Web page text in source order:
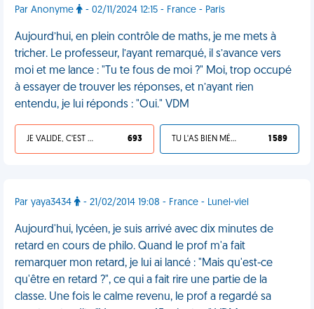
Par Anonyme - 02/11/2024 12:15 - France - Paris
Aujourd’hui, en plein contrôle de maths, je me mets à
tricher. Le professeur, l’ayant remarqué, il s’avance vers
moi et me lance : "Tu te fous de moi ?" Moi, trop occupé
à essayer de trouver les réponses, et n’ayant rien
entendu, je lui réponds : "Oui." VDM
JE VALIDE, C'EST UNE VDM 693 TU L'AS BIEN MÉRITÉ 1 589
Par yaya3434 - 21/02/2014 19:08 - France - Lunel-viel
Aujourd'hui, lycéen, je suis arrivé avec dix minutes de
retard en cours de philo. Quand le prof m'a fait
remarquer mon retard, je lui ai lancé : "Mais qu'est-ce
qu'être en retard ?", ce qui a fait rire une partie de la
classe. Une fois le calme revenu, le prof a regardé sa